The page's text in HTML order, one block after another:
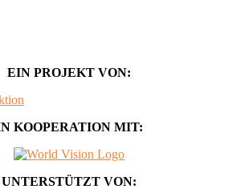
EIN PROJEKT VON:
KOOPERATION MIT:
UNTERSTÜTZT VON: